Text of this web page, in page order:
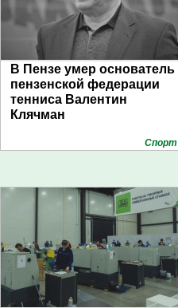
В Пензе умер основатель
пензенской федерации
тенниса Валентин
Клячман
Спорт